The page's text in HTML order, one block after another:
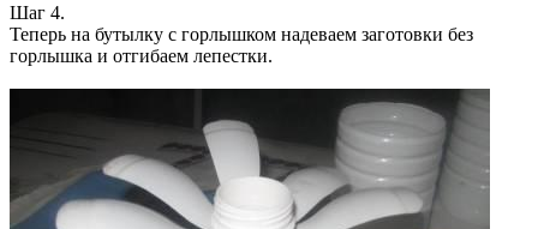
Шаг 4.
Теперь на бутылку с горлышком надеваем заготовки без
горлышка и отгибаем лепестки.